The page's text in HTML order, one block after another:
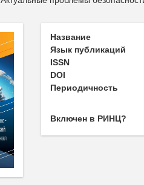
Название
Язык публикаций
ISSN
DOI
Периодичность
Включен в РИНЦ?